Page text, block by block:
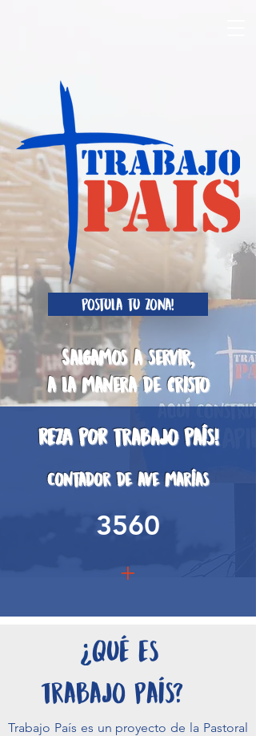
Postula tu zona!
Salgamos a servir,
a la manera de cristo
REZA pOR trabajo país!
Contador de ave marías
3560
+
QuÉ Es
Trabajo País?
Trabajo País es un proyecto de la Pastoral